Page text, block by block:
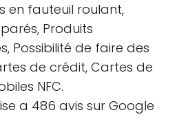
en fauteuil roulant,
Produits
Possibilité de faire des
de crédit, Cartes de
NFC.
a 486 avis sur Google